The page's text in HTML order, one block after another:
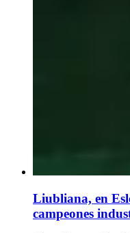
Liubliana, en
campeones